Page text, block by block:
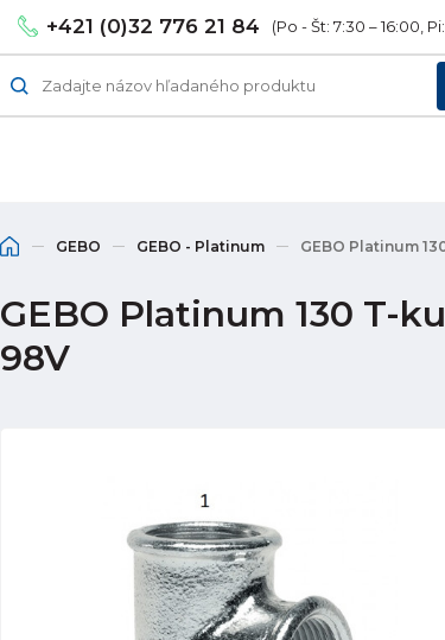
+421 (0)32 776 21 84 (Po - Št: 7:30 – 16:00,
GEBO GEBO - Platinum GEBO Platinum
GEBO Platinum 130 T-
98V